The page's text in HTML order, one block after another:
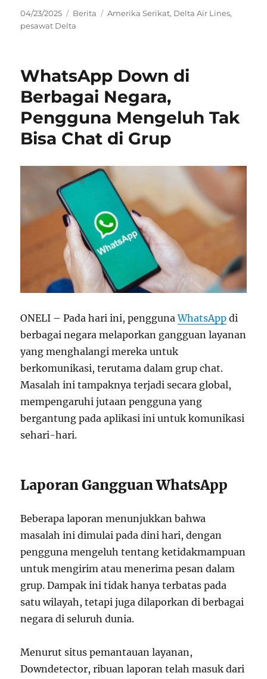
Posted
on
04/23/2025 Categories
Berita Tags
Amerika Serikat, Delta Air Lines,
pesawat Delta
WhatsApp Down di
Berbagai Negara,
Pengguna Mengeluh Tak
Bisa Chat di Grup
ONELI – Pada hari ini, penggunaWhatsApp di
berbagai negara melaporkan gangguan layanan
yang menghalangi mereka untuk
berkomunikasi, terutama dalam grup chat.
Masalah ini tampaknya terjadi secara global,
mempengaruhi jutaan pengguna yang
bergantung pada aplikasi ini untuk komunikasi
sehari-hari.
Laporan Gangguan WhatsApp
Beberapa laporan menunjukkan bahwa
masalah ini dimulai pada dini hari, dengan
pengguna mengeluh tentang ketidakmampuan
untuk mengirim atau menerima pesan dalam
grup. Dampak ini tidak hanya terbatas pada
satu wilayah, tetapi juga dilaporkan di berbagai
negara di seluruh dunia.
Menurut situs pemantauan layanan,
Downdetector, ribuan laporan telah masuk dari